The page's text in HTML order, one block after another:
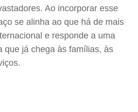
Ao incorporar esse
se alinha ao que há de mais
e responde a uma
que já chega às famílias, às